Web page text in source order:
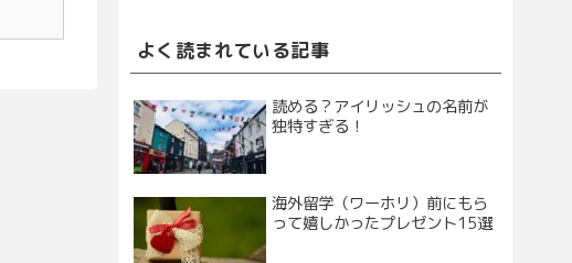
よく読まれている記事
読める？アイリッシュの名前が
独特すぎる！
海外留学（ワーホリ）前にもら
って嬉しかったプレゼント15選